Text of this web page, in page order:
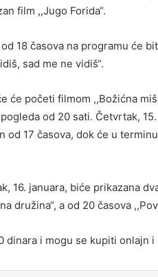
film ,,Jugo Forida“.
18 časova na programu će
sad me ne vidiš“.
će početi filmom ,,Božićna
od 20 sati. Četvrtak,
od 17 časova, dok će u
16. januara, biće prikazana
družina“, a od 20 časova
dinara i mogu se kupiti onlajn